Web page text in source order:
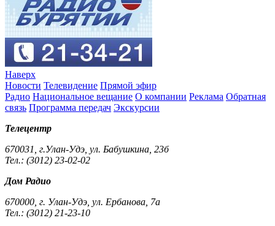
Наверх
Новости Телевидение Прямой эфир
Радио Национальное вещание О компании Реклама Обратная
связь Программа передач Экскурсии
Телецентр
670031, г.Улан-Удэ, ул. Бабушкина, 23б
Тел.: (3012) 23-02-02
Дом Радио
670000, г. Улан-Удэ, ул. Ербанова, 7а
Тел.: (3012) 21-23-10